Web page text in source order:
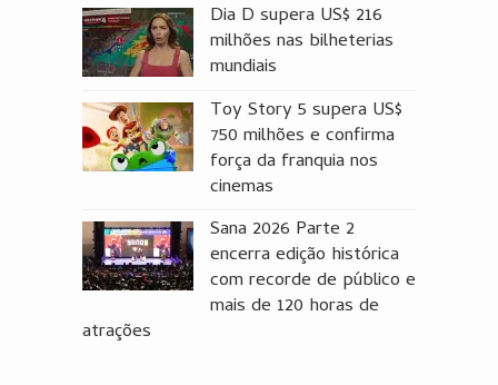
Dia D supera US$ 216
milhões nas bilheterias
mundiais
Toy Story 5 supera US$
750 milhões e confirma
força da franquia nos
cinemas
Sana 2026 Parte 2
encerra edição histórica
com recorde de público e
mais de 120 horas de
atrações